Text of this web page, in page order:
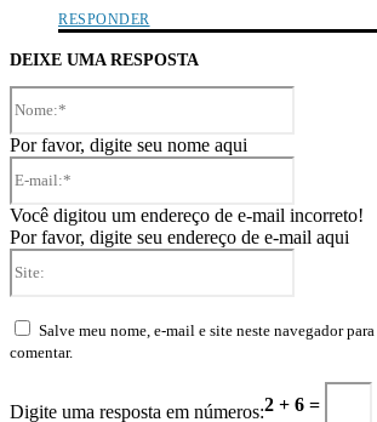
RESPONDER
DEIXE UMA RESPOSTA
Por favor, digite seu nome aqui
Você digitou um endereço de e-mail incorreto!
Por favor, digite seu endereço de e-mail aqui
Salve meu nome, e-mail e site neste navegador
comentar.
Digite uma resposta em números:2 + 6 =